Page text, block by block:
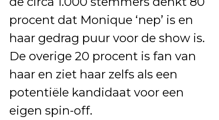
procent dat Monique ‘nep’ is en
haar gedrag puur voor de show is.
De overige 20 procent is fan van
haar en ziet haar zelfs als een
potentiële kandidaat voor een
eigen spin-off.